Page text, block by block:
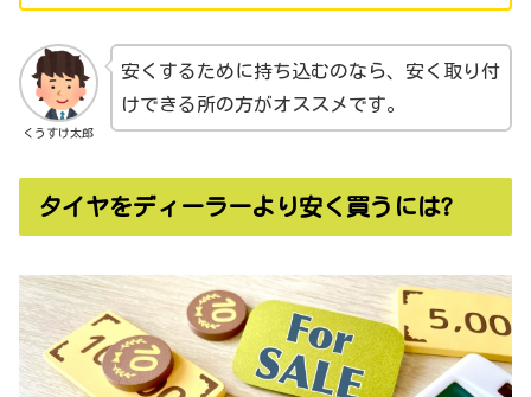
くうすけ太郎
安くするために持ち込むのなら、安く取り付
けできる所の方がオススメです。
タイヤをディーラーより安く買うには?